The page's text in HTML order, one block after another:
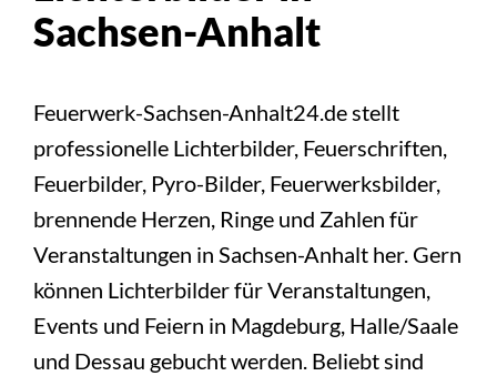
Sachsen-Anhalt
Feuerwerk-Sachsen-Anhalt24.de stellt
professionelle Lichterbilder, Feuerschriften,
Feuerbilder, Pyro-Bilder, Feuerwerksbilder,
brennende Herzen, Ringe und Zahlen für
Veranstaltungen in Sachsen-Anhalt her. Gern
können Lichterbilder für Veranstaltungen,
Events und Feiern in Magdeburg, Halle/Saale
und Dessau gebucht werden. Beliebt sind